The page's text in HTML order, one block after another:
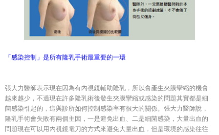
「感染控制」是所有隆乳手術最重要的一環
張大力醫師表示現在因為有內視鏡輔助隆乳，所以會產生夾膜攣縮的機會
越來越少，不過現在許多隆乳術後發生夾膜攣縮或感染的問題其實都是細
菌感染引起的，這與診所如何控制感染率有很大的關係。張大力醫師說，
隆乳手術會失敗有兩個主因，一是避免出血、二是細菌感染，大量出血的
問題現在可以用內視鏡電刀的方式來避免大量出血，但是環境的感染往往